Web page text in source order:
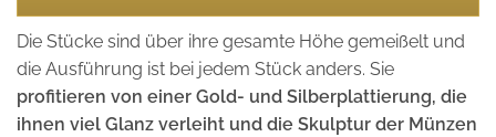
Die Stücke sind über ihre gesamte Höhe gemeißelt und
die Ausführung ist bei jedem Stück anders. Sie
profitieren von einer Gold- und Silberplattierung, die
ihnen viel Glanz verleiht und die Skulptur der Münzen